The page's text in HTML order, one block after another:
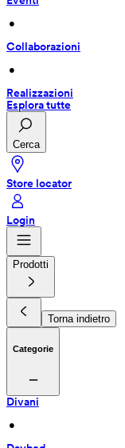
•
Collaborazioni
•
Realizzazioni
Esplora tutte
Cerca
Store locator
Login
Prodotti
Torna indietro
Categorie
Divani
•